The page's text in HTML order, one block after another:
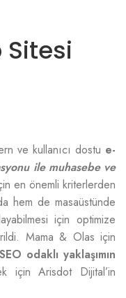
ve kullanıcı dostu e-
ile muhasebe ve
en önemli kriterlerden
hem de masaüstünde
için optimize
Mama & Olas için
odaklı yaklaşımın
için Arisdot Dijital’in